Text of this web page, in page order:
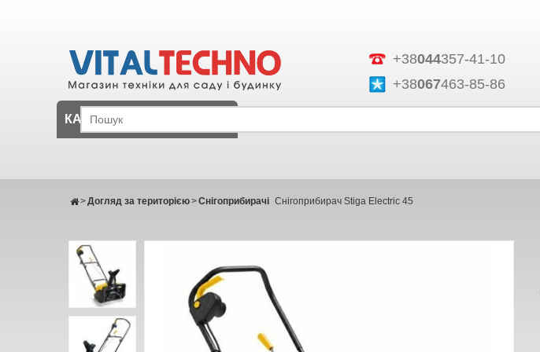
+38044357-41-10
+38067463-85-86
КАТАЛОГ
Догляд за територією
> Снігоприбирачі
> Снігоприбирач Stiga Electric 45